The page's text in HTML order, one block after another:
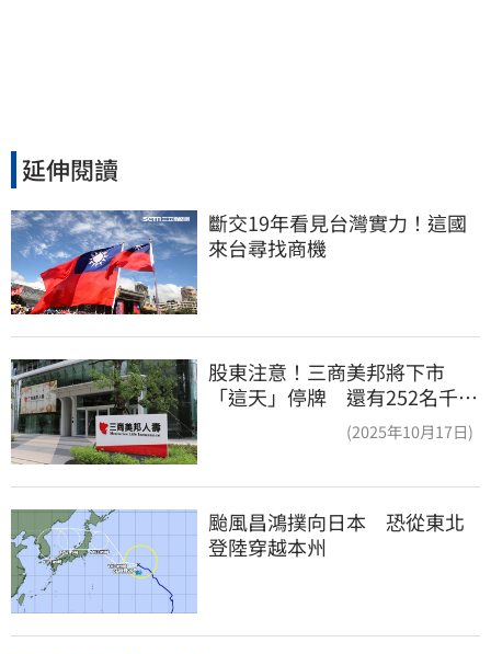
延伸閱讀
斷交19年看見台灣實力！這國
來台尋找商機
股東注意！三商美邦將下市
「這天」停牌 還有252名千張
(2025年10月17日)
颱風昌鴻撲向日本　恐從東北
登陸穿越本州